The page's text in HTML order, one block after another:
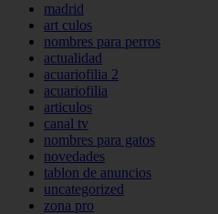
madrid
art culos
nombres para perros
actualidad
acuariofilia 2
acuariofilia
articulos
canal tv
nombres para gatos
novedades
tablon de anuncios
uncategorized
zona pro